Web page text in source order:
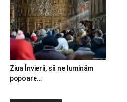
Ziua Învierii, să ne luminăm
popoare…